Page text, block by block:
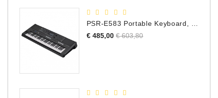
PSR-E583 Portable Keyboard, 61 Toetsen
€ 485,00 Normale
€ 603,80Prijs